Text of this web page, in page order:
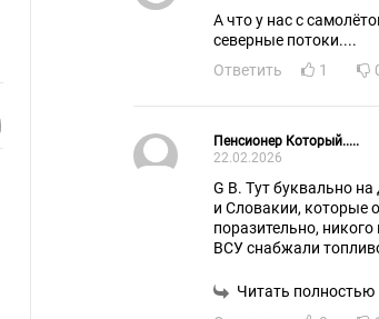
А что у нас с
северные потоки....
Ответить
1
Пенсионер Который.....
22.02.2026
G B. Тут буквально
и Словакии, которые
поразительно,
ВСУ снабжали
заправлялись и
Читать полностью